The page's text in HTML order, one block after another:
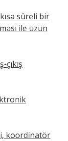
süreli bir
ile uzun
koordinatör